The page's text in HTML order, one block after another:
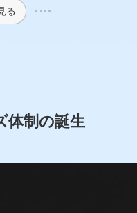
る
体制の誕生